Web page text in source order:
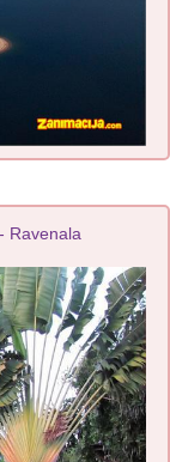
Ravenala